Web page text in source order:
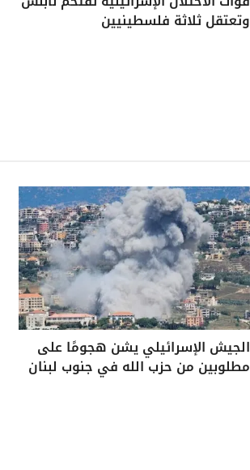
وتعتقل ثلاثة فلسطينيين
الجيش الإسرائيلي يشن هجومًا على
مطلوبين من حزب الله في جنوب لبنان